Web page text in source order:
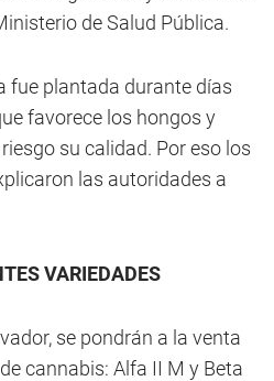
de Salud Pública.
fue plantada durante días
favorece los hongos y
su calidad. Por eso los
las autoridades a
VARIEDADES
se pondrán a la venta
cannabis: Alfa II M y Beta